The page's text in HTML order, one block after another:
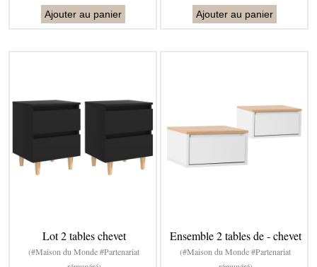
Ajouter au panier Ajouter au panier
Lot 2 tables chevet
(#Maison du Monde #Partenariat
Ensemble 2 tables de - chevet
(#Maison du Monde #Partenariat